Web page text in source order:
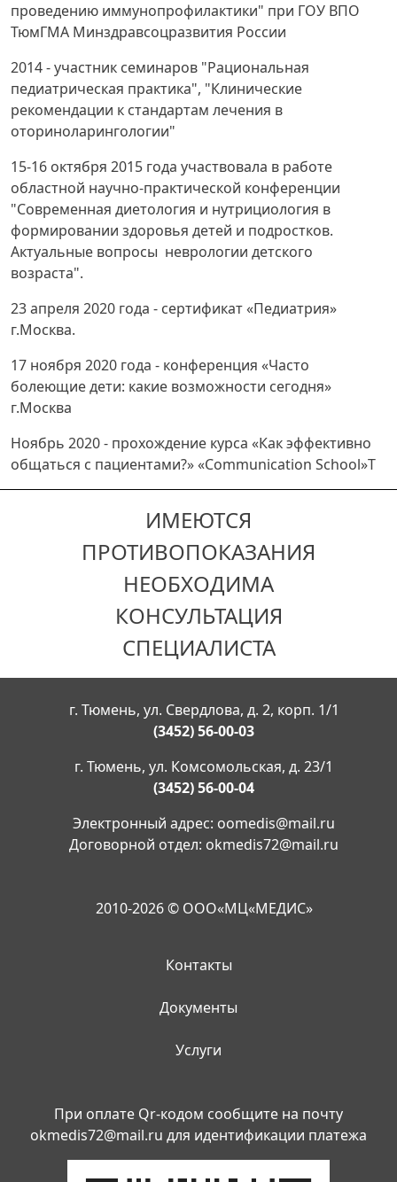
проведению иммунопрофилактики" при ГОУ ВПО
ТюмГМА Минздравсоцразвития России
2014 - участник семинаров "Рациональная
педиатрическая практика", "Клинические
рекомендации к стандартам лечения в
оториноларингологии"
15-16 октября 2015 года участвовала в работе
областной научно-практической конференции
"Современная диетология и нутрициология в
формировании здоровья детей и подростков.
Актуальные вопросы неврологии детского
возраста".
23 апреля 2020 года - сертификат «Педиатрия»
г.Москва.
17 ноября 2020 года - конференция «Часто
болеющие дети: какие возможности сегодня»
г.Москва
Ноябрь 2020 - прохождение курса «Как эффективно
общаться с пациентами?» «Communication School»Т
ИМЕЮТСЯ
ПРОТИВОПОКАЗАНИЯ
НЕОБХОДИМА
КОНСУЛЬТАЦИЯ
СПЕЦИАЛИСТА
г. Тюмень, ул. Свердлова, д. 2, корп. 1/1
(3452) 56-00-03
г. Тюмень, ул. Комсомольская, д. 23/1
(3452) 56-00-04
Электронный адрес: oomedis@mail.ru
Договорной отдел: okmedis72@mail.ru
2010-2026 © ООО«МЦ«МЕДИС»
Контакты
Документы
Услуги
При оплате Qr-кодом сообщите на почту
okmedis72@mail.ru для идентификации платежа